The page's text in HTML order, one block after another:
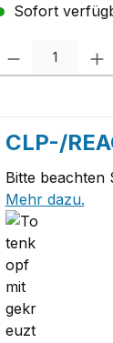
Sofort
Produkt Anzahl:
CLP-/
Bitte beachten
Mehr dazu.